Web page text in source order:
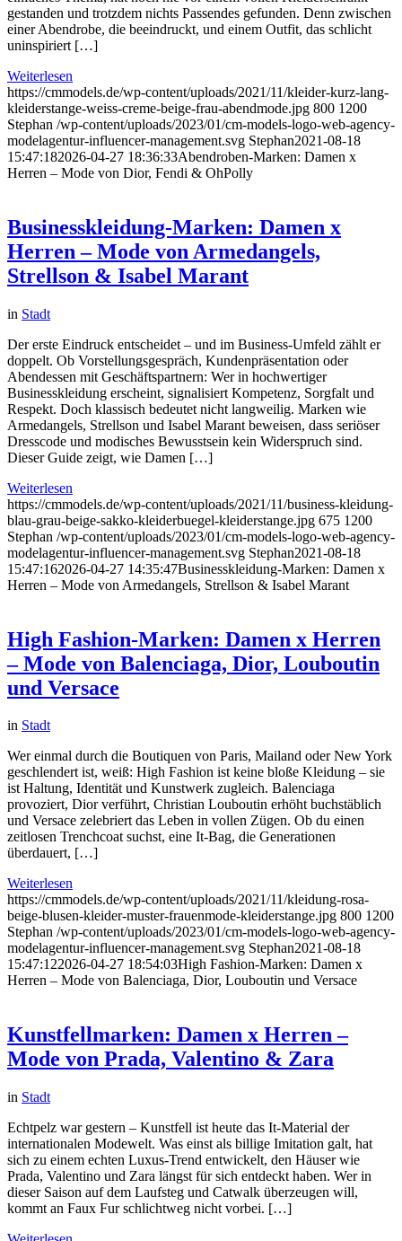
gestanden und trotzdem nichts Passendes gefunden. Denn zwischen
einer Abendrobe, die beeindruckt, und einem Outfit, das schlicht
uninspiriert […]
Weiterlesen
https://cmmodels.de/wp-content/uploads/2021/11/kleider-kurz-lang-
kleiderstange-weiss-creme-beige-frau-abendmode.jpg 800 1200
Stephan /wp-content/uploads/2023/01/cm-models-logo-web-agency-
modelagentur-influencer-management.svg Stephan2021-08-18
15:47:182026-04-27 18:36:33Abendroben-Marken: Damen x
Herren – Mode von Dior, Fendi & OhPolly
Businesskleidung-Marken: Damen x
Herren – Mode von Armedangels,
Strellson & Isabel Marant
in Stadt
Der erste Eindruck entscheidet – und im Business-Umfeld zählt er
doppelt. Ob Vorstellungsgespräch, Kundenpräsentation oder
Abendessen mit Geschäftspartnern: Wer in hochwertiger
Businesskleidung erscheint, signalisiert Kompetenz, Sorgfalt und
Respekt. Doch klassisch bedeutet nicht langweilig. Marken wie
Armedangels, Strellson und Isabel Marant beweisen, dass seriöser
Dresscode und modisches Bewusstsein kein Widerspruch sind.
Dieser Guide zeigt, wie Damen […]
Weiterlesen
https://cmmodels.de/wp-content/uploads/2021/11/business-kleidung-
blau-grau-beige-sakko-kleiderbuegel-kleiderstange.jpg 675 1200
Stephan /wp-content/uploads/2023/01/cm-models-logo-web-agency-
modelagentur-influencer-management.svg Stephan2021-08-18
15:47:162026-04-27 14:35:47Businesskleidung-Marken: Damen x
Herren – Mode von Armedangels, Strellson & Isabel Marant
High Fashion-Marken: Damen x Herren
– Mode von Balenciaga, Dior, Louboutin
und Versace
in Stadt
Wer einmal durch die Boutiquen von Paris, Mailand oder New York
geschlendert ist, weiß: High Fashion ist keine bloße Kleidung – sie
ist Haltung, Identität und Kunstwerk zugleich. Balenciaga
provoziert, Dior verführt, Christian Louboutin erhöht buchstäblich
und Versace zelebriert das Leben in vollen Zügen. Ob du einen
zeitlosen Trenchcoat suchst, eine It-Bag, die Generationen
überdauert, […]
Weiterlesen
https://cmmodels.de/wp-content/uploads/2021/11/kleidung-rosa-
beige-blusen-kleider-muster-frauenmode-kleiderstange.jpg 800 1200
Stephan /wp-content/uploads/2023/01/cm-models-logo-web-agency-
modelagentur-influencer-management.svg Stephan2021-08-18
15:47:122026-04-27 18:54:03High Fashion-Marken: Damen x
Herren – Mode von Balenciaga, Dior, Louboutin und Versace
Kunstfellmarken: Damen x Herren –
Mode von Prada, Valentino & Zara
in Stadt
Echtpelz war gestern – Kunstfell ist heute das It-Material der
internationalen Modewelt. Was einst als billige Imitation galt, hat
sich zu einem echten Luxus-Trend entwickelt, den Häuser wie
Prada, Valentino und Zara längst für sich entdeckt haben. Wer in
dieser Saison auf dem Laufsteg und Catwalk überzeugen will,
kommt an Faux Fur schlichtweg nicht vorbei. […]